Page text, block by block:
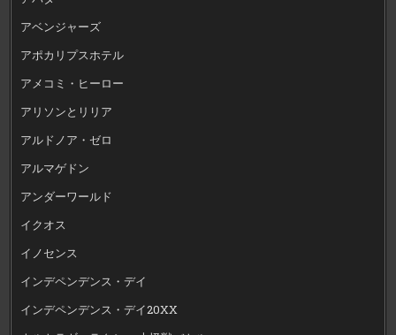
アベンジャーズ
アポカリプスホテル
アメコミ・ヒーロー
アリソンとリリア
アルドノア・ゼロ
アルマゲドン
アンダーワールド
イクオス
イノセンス
インデペンデンス・デイ
インデペンデンス・デイ20XX